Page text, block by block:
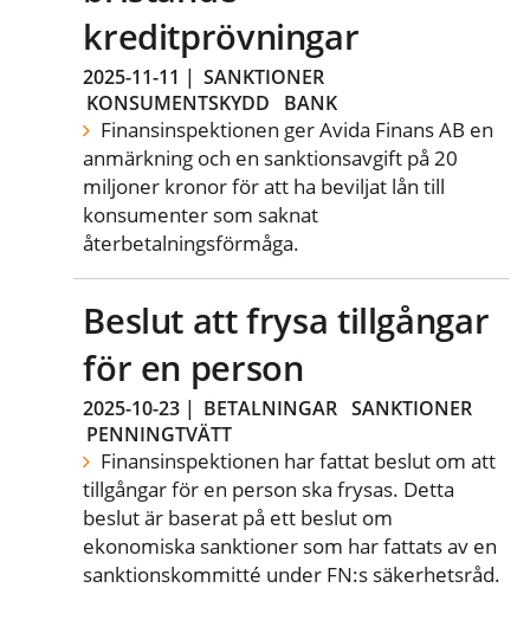
kreditprövningar
2025-11-11 | SANKTIONER
KONSUMENTSKYDD
BANK
Finansinspektionen ger Avida Finans AB en
anmärkning och en sanktionsavgift på 20
miljoner kronor för att ha beviljat lån till
konsumenter som saknat
återbetalningsförmåga.
Beslut att frysa tillgångar
för en person
2025-10-23 | BETALNINGAR SANKTIONER
PENNINGTVÄTT
Finansinspektionen har fattat beslut om att
tillgångar för en person ska frysas. Detta
beslut är baserat på ett beslut om
ekonomiska sanktioner som har fattats av en
sanktionskommitté under FN:s säkerhetsråd.